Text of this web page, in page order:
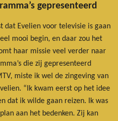
gepresenteerd
dat Evelien voor televisie is gaan
mooi begin, en daar zou het
haar missie veel verder naar
die zij gepresenteerd
miste ik wel de zingeving van
“Ik kwam eerst op het idee
dat ik wilde gaan reizen. Ik was
aan het bedenken. Zij kan